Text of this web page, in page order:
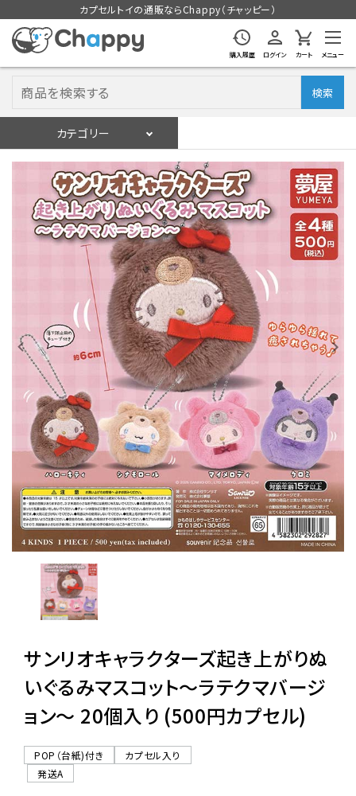
カプセルトイの通販ならChappy（チャッピー）
購入履歴 ログイン カート メニュー
検索
カテゴリー
ログイン 会員登録
入荷スケジュールをチェック
カプセルトイマシン本体
カプセルトイ
販促用空カプセル
レンタル
景品・玩具・文具
販促用カプセルトイ
よくあるご質問
06-6282-7659
サンリオキャラクターズ起き上がりぬ
いぐるみマスコット〜ラテクマバージ
ョン〜 20個入り (500円カプセル)
POP（台紙)付き
カプセル入り
発送A